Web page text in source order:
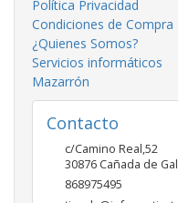
Política Privacidad
Condiciones de Compra
¿Quienes Somos?
Servicios informáticos
Mazarrón
Contacto
c/Camino Real,52
30876 Cañada de
868975495